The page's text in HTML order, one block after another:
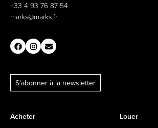
+33 4 93 76 87 54
marks@marks.fr
S'abonner à la newsletter
Acheter
Louer